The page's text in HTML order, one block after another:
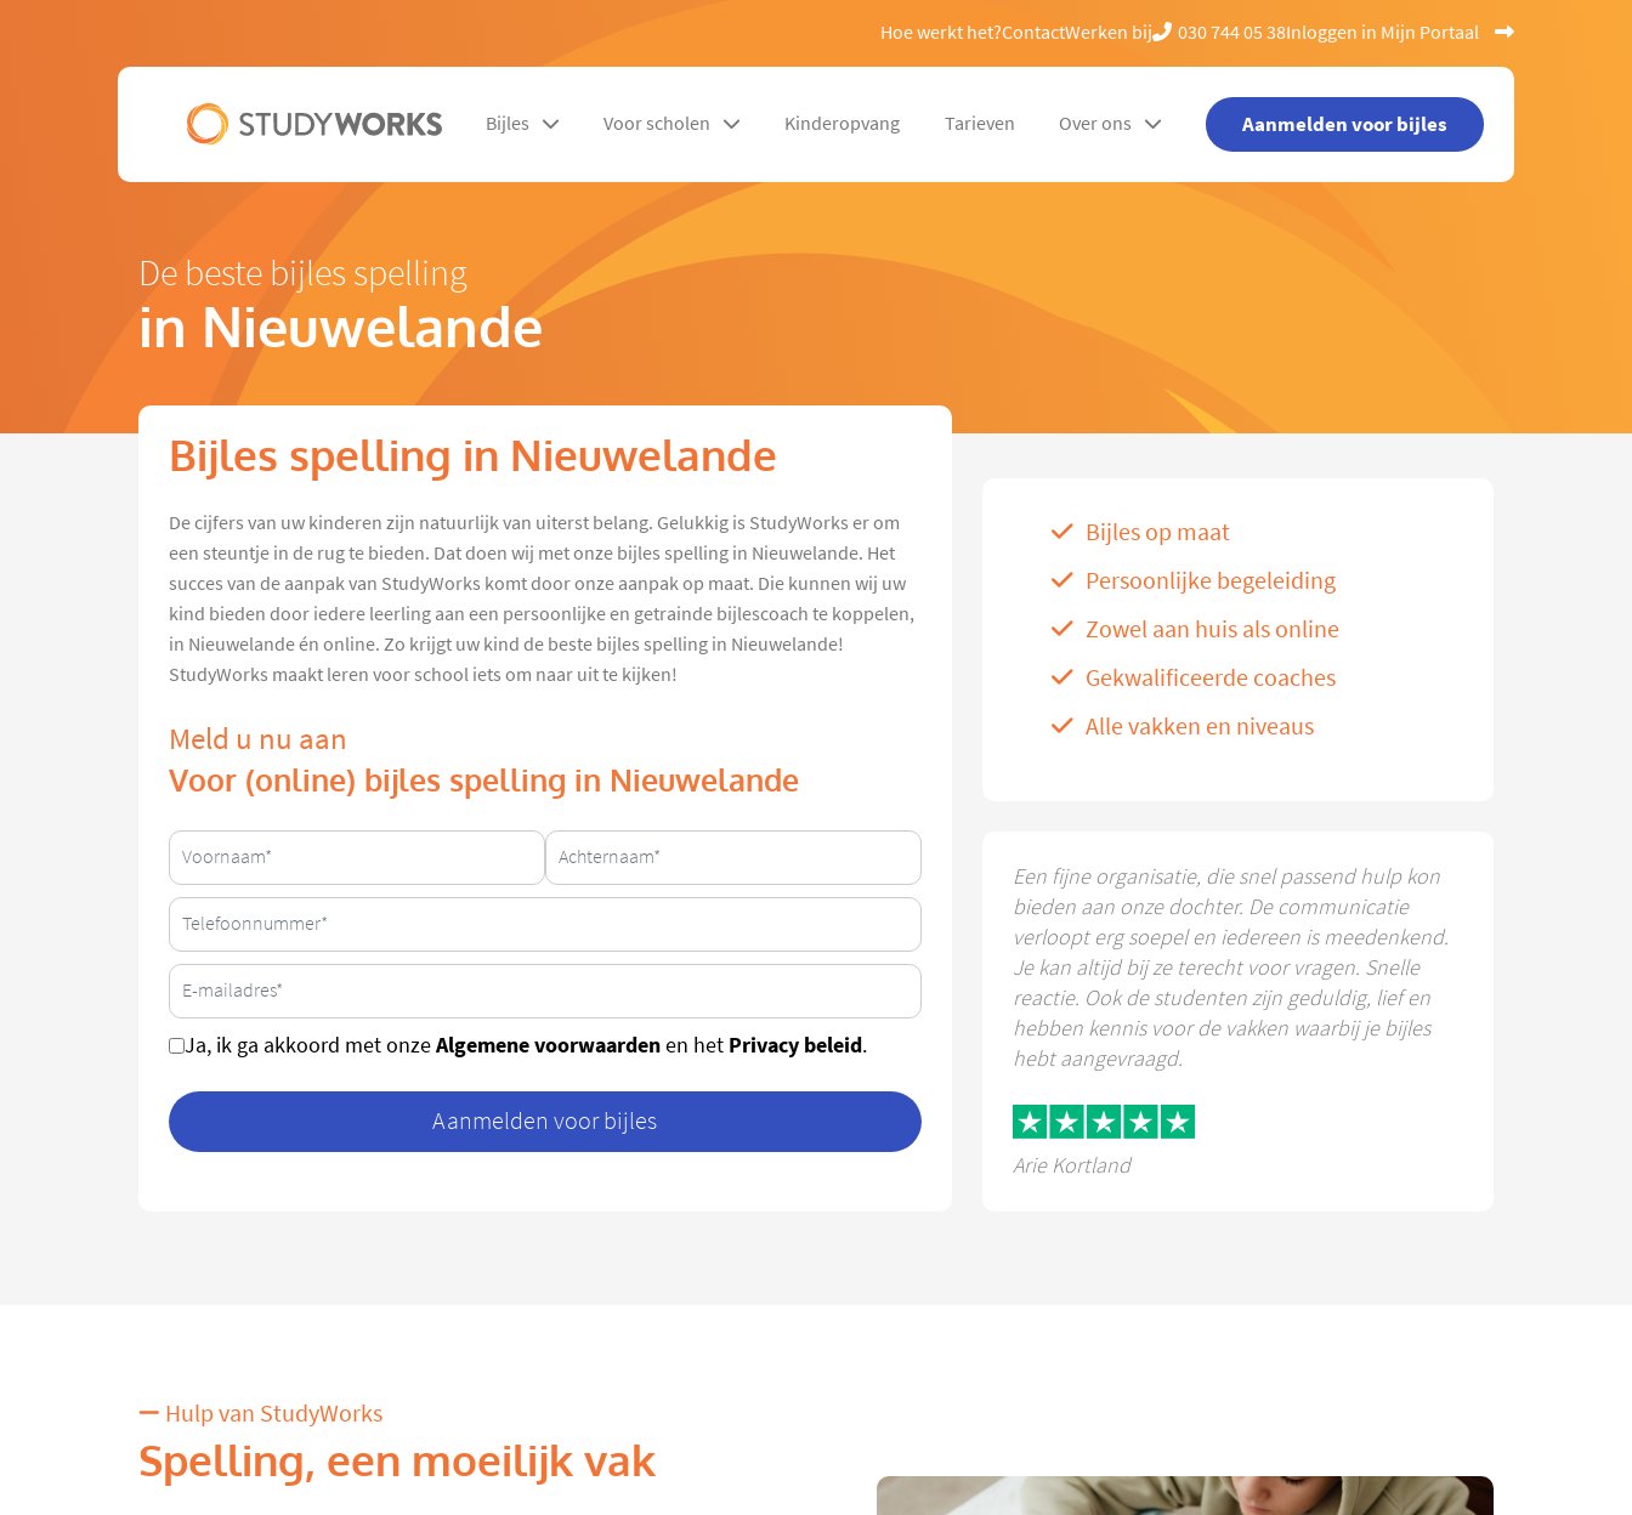
Hoe werkt het?ContactWerken bij 030 744 05 38Inloggen in Mijn Portaal
Bijles Voor scholen Kinderopvang Tarieven Over ons Aanmelden voor bijles
De beste bijles spelling
in Nieuwelande
Bijles spelling in Nieuwelande
De cijfers van uw kinderen zijn natuurlijk van uiterst belang. Gelukkig is StudyWorks er om
een steuntje in de rug te bieden. Dat doen wij met onze bijles spelling in Nieuwelande. Het
succes van de aanpak van StudyWorks komt door onze aanpak op maat. Die kunnen wij uw
kind bieden door iedere leerling aan een persoonlijke en getrainde bijlescoach te koppelen,
in Nieuwelande én online. Zo krijgt uw kind de beste bijles spelling in Nieuwelande!
StudyWorks maakt leren voor school iets om naar uit te kijken!
Meld u nu aan
Voor (online) bijles spelling in Nieuwelande
Ja, ik ga akkoord met onzeAlgemene voorwaardenen het Privacy beleid.
Aanmelden voor bijles
Bijles op maat
Persoonlijke begeleiding
Zowel aan huis als online
Gekwalificeerde coaches
Alle vakken en niveaus
Een fijne organisatie, die snel passend hulp kon
bieden aan onze dochter. De communicatie
verloopt erg soepel en iedereen is meedenkend.
Je kan altijd bij ze terecht voor vragen. Snelle
reactie. Ook de studenten zijn geduldig, lief en
hebben kennis voor de vakken waarbij je bijles
hebt aangevraagd.
Arie Kortland
Hulp van StudyWorks
Spelling, een moeilijk vak